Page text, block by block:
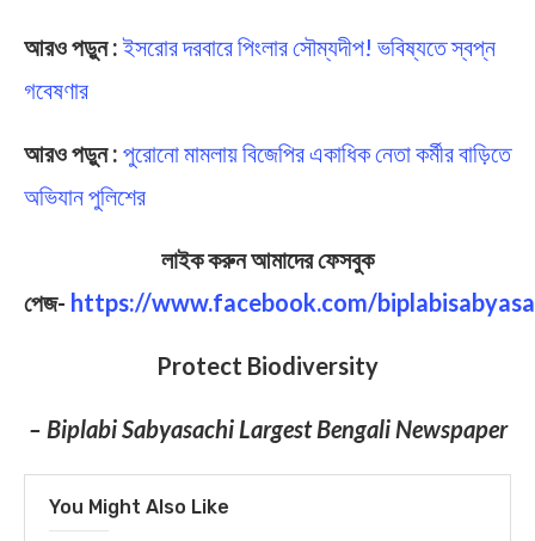
আরও পড়ুন : ইসরোর দরবারে পিংলার সৌম্যদীপ! ভবিষ্যতে স্বপ্ন
গবেষণার
আরও পড়ুন : পুরোনো মামলায় বিজেপির একাধিক নেতা কর্মীর বাড়িতে
অভিযান পুলিশের
লাইক করুন আমাদের ফেসবুক
পেজ- https://www.facebook.com/
Protect Biodiversity
– Biplabi Sabyasachi Largest Bengali Newspaper
You Might Also Like